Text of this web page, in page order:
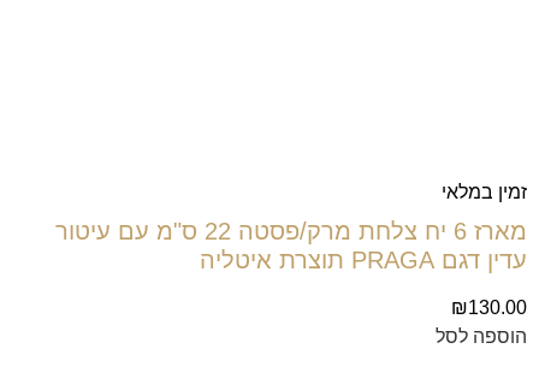
זמין במלאי
מארז 6 יח צלחת מרק/פסטה 22 ס"מ עם עיטור
עדין דגם PRAGA תוצרת איטליה
₪130.00
הוספה לסל